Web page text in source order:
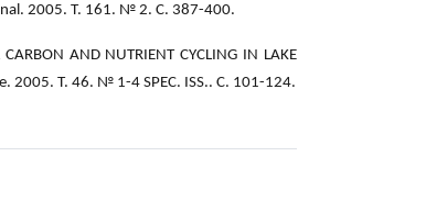
2005. Т. 161. № 2. С. 387-400.
AND NUTRIENT CYCLING IN LAKE
2005. Т. 46. № 1-4 SPEC. ISS.. С. 101-124.